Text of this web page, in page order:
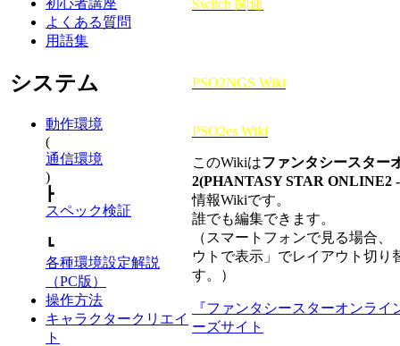
初心者講座
よくある質問
用語集
システム
動作環境
(
通信環境
)
┣
スペック検証
┗
各種環境設定解説
（PC版）
操作方法
キャラクタークリエイ
ト
Switch 関連
PSO2NGS Wiki
PSO2es Wiki
このWikiはファンタシースター
2(PHANTASY STAR ONLINE2 -
情報Wikiです。
誰でも編集できます。
（スマートフォンで見る場合、
ウトで表示」でレイアウト切り
す。）
『ファンタシースターオンライ
ーズサイト